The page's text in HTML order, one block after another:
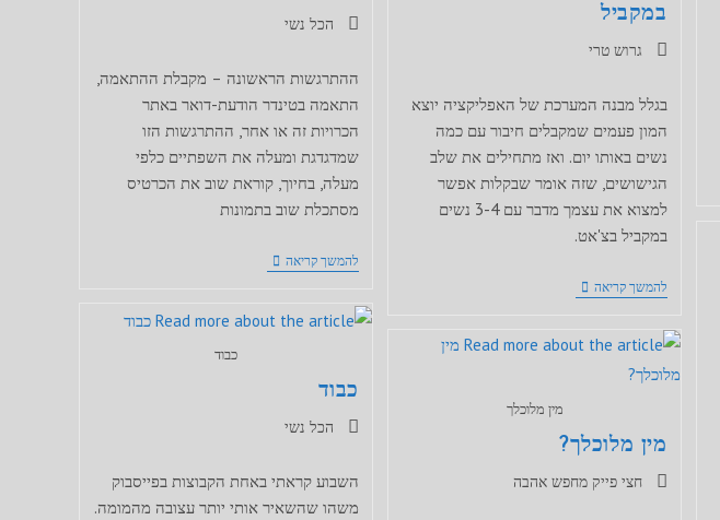
במקביל
קטגוריה:גרוש טרי
בגלל מבנה המערכת של האפליקציה יוצא
המון פעמים שמקבלים חיבור עם כמה
נשים באותו יום. ואז מתחילים את שלב
הגישושים, שזה אומר שבקלות אפשר
למצוא את עצמך מדבר עם 3-4 נשים
במקביל בצ'אט.
להמשך קריאהלמקבל
–
עם
כמה
קטגוריה:הכל נשי
ההתרגשות הראשונה – מקבלת ההתאמה,
התאמה בטינדר הודעת-דואר באתר
הכרויות זה או אחר, ההתרגשות הזו
שמדגדגת ומעלה את השפתיים כלפי
מעלה, בחיוך, קוראת שוב את הכרטיס
מסתכלת שוב בתמונות
להמשך קריאהלקראת
דייט
כבוד
כבוד
קטגוריה:הכל נשי
השבוע קראתי באחת הקבוצות בפייסבוק
משהו שהשאיר אותי יותר עצובה מהמומה.
מין מלוכלך
מין מלוכלך?
קטגוריה:חצי פייק מחפש אהבה